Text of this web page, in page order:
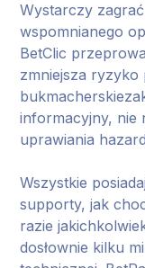
Wystarczy
wspomnianego
BetClic
zmniejsza ryzyko
informacyjny, nie
uprawiania
Wszystkie
supporty, jak
razie
dosłownie kilku